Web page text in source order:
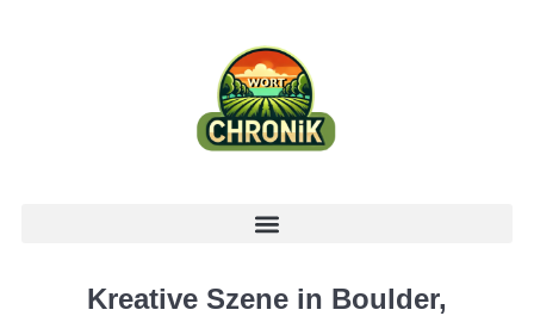
Kreative Szene in Boulder,